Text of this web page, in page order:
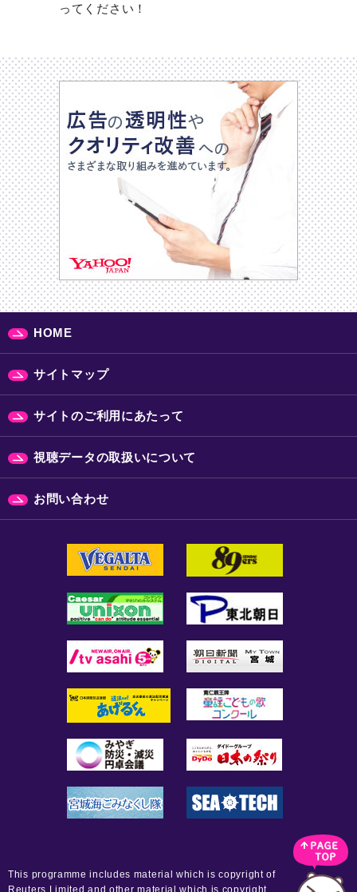
ってください！
HOME
サイトマップ
サイトのご利用にあたって
視聴データの取扱いについて
お問い合わせ
This programme includes material which is copyright of
Reuters Limited and other material which is copyright